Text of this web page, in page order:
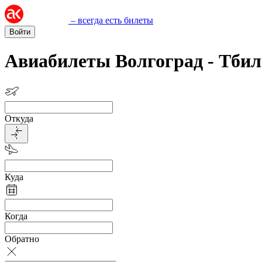
– всегда есть билеты
Войти
Авиабилеты Волгоград -
Откуда
Куда
Когда
Обратно